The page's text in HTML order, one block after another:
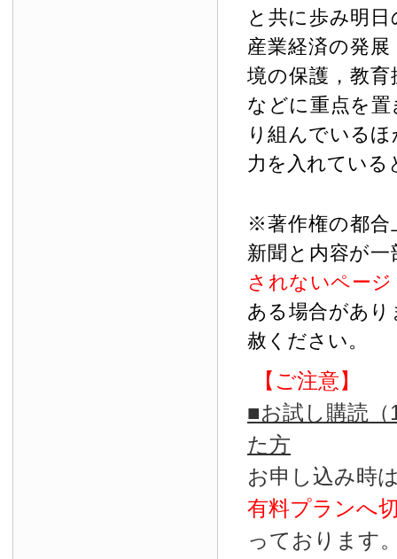
と共に歩み明
産業経済の発
境の保護，教
などに重点を
り組んでいる
力を入れている
※著作権の都合
新聞と内容が
されないペー
ある場合があ
赦ください。
【ご注意】
■お試し購読
た方
お申し込み時
有料プランへ
っております